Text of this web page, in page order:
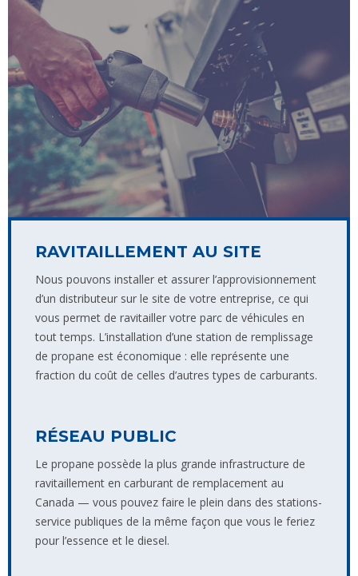
RAVITAILLEMENT AU SITE
Nous pouvons installer et assurer l’approvisionnement
d’un distributeur sur le site de votre entreprise, ce qui
vous permet de ravitailler votre parc de véhicules en
tout temps. L’installation d’une station de remplissage
de propane est économique : elle représente une
fraction du coût de celles d’autres types de carburants.
RÉSEAU PUBLIC
Le propane possède la plus grande infrastructure de
ravitaillement en carburant de remplacement au
Canada — vous pouvez faire le plein dans des stations-
service publiques de la même façon que vous le feriez
pour l’essence et le diesel.